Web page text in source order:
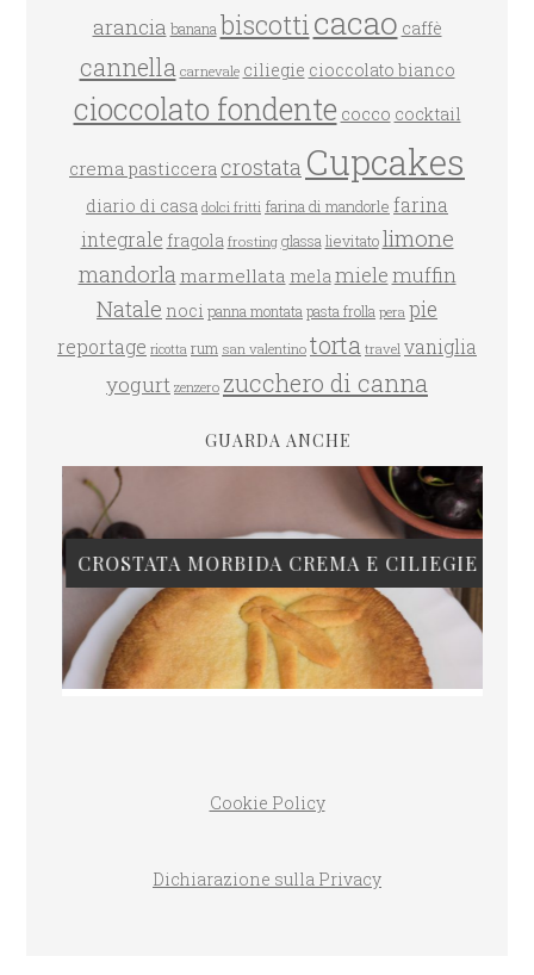
arancia banana biscotticacao caffè
cannella carnevale ciliegie cioccolato bianco
cioccolato fondente cocco cocktail
crema pasticcera crostata Cupcakes
diario di casa dolci fritti farina di mandorle farina
integrale fragola frosting glassa lievitato limone
mandorla marmellata melamielemuffin
Natale noci panna montata pasta frolla pera pie
reportage ricotta rum san valentino torta travel vaniglia
yogurt zenzero zucchero di canna
GUARDA ANCHE
CROSTATA MORBIDA CREMA E CILIEGIE
Cookie Policy
Dichiarazione sulla Privacy